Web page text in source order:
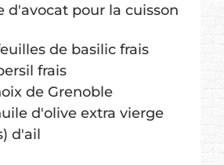
d'avocat pour la cuisson
de basilic frais
frais
de Grenoble
d'olive extra vierge
d'ail